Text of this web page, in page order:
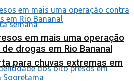
para chuvas extremas em
em mais uma operação
drogas em Rio Bananal